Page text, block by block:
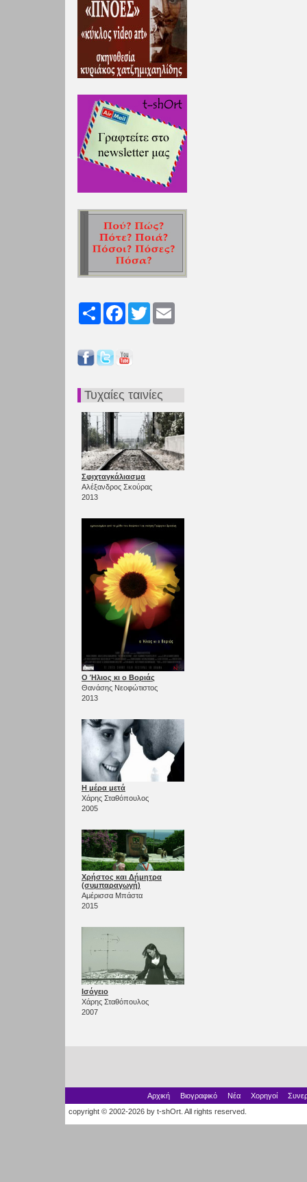
Share FacebookTwitter
Τυχαίες ταινίες
Σφιχταγκάλιασμα
Αλέξανδρος Σκούρας
2013
Ο Ήλιος κι ο Βοριάς
Θανάσης Νεοφώτιστος
2013
Η μέρα μετά
Χάρης Σταθόπουλος
2005
Χρήστος και Δήμητρα
(συμπαραγωγή)
Αμέρισσα Μπάστα
2015
Ισόγειο
Χάρης Σταθόπουλος
2007
Αρχική Βιογραφικό Νέα Χορηγοί
copyright © 2002-2026 by t-shOrt. All rights reserved.